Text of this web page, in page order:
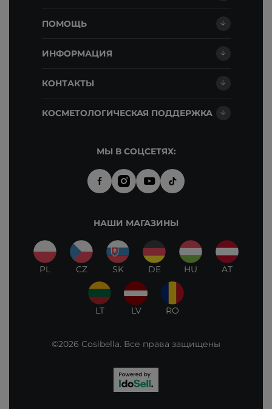
ПОМОЩЬ
ИНФОРМАЦИЯ
КОНТАКТЫ
КОСМЕТОЛОГИЧЕСКАЯ ПОДДЕРЖКА
МЫ В СОЦСЕТЯХ:
НАШИ МАГАЗИНЫ
PL CZ SK DE HU AT
LT LV RO
©2026 Cosibella. Все права защищены